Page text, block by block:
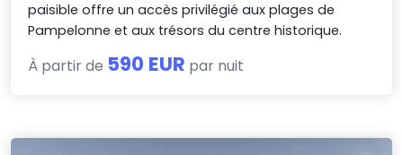
paisible offre un accès privilégié aux plages de
Pampelonne et aux trésors du centre historique.
À partir de 590 EUR par nuit